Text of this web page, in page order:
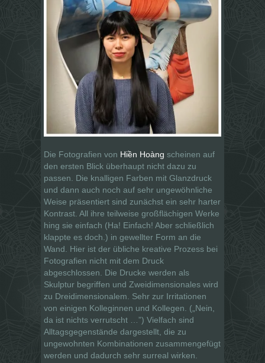
Die Fotografien von Hiền Hoàng scheinen auf
den ersten Blick überhaupt nicht dazu zu
passen. Die knalligen Farben mit Glanzdruck
und dann auch noch auf sehr ungewöhnliche
Weise präsentiert sind zunächst ein sehr harter
Kontrast. All ihre teilweise großflächigen Werke
hing sie einfach (Ha! Einfach! Aber schließlich
klappte es doch.) in gewellter Form an die
Wand. Hier ist der übliche kreative Prozess bei
Fotografien nicht mit dem Druck
abgeschlossen. Die Drucke werden als
Skulptur begriffen und Zweidimensionales wird
zu Dreidimensionalem. Sehr zur Irritationen
von einigen Kolleginnen und Kollegen. („Nein,
da ist nichts verrutscht …”) Vielfach sind
Alltagsgegenstände dargestellt, die zu
ungewohnten Kombinationen zusammengefügt
werden und dadurch sehr surreal wirken.